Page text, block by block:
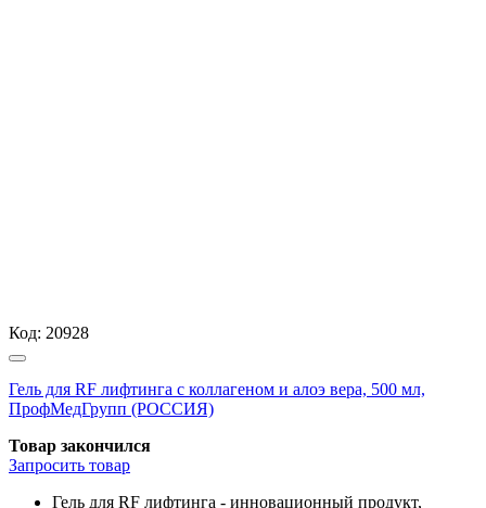
Код: 20928
Гель для RF лифтинга с коллагеном и алоэ вера, 500 мл,
ПрофМедГрупп (РОССИЯ)
Товар закончился
Запросить товар
Гель для RF лифтинга - инновационный продукт,